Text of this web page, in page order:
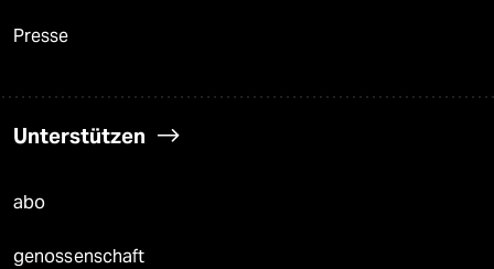
Presse
Unterstützen
abo
genossenschaft